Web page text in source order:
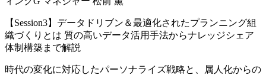
【Session3】データドリブン＆最適化されたプランニング組
織づくりとは 質の高いデータ活用手法からナレッジシェア
体制構築まで解説
時代の変化に対応したパーソナライズ戦略と、属人化からの